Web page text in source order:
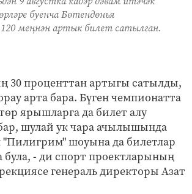
буенча Бөтендөнья
меңнән артык билет сатылган.
30 проценттан артыгы сатылды,
арта бара. Бүген чемпионатта
ярышларга да билет алу
шулай ук чара ачылышында
"Пилигрим" шоуына да билетлар
була, - ди спорт проектларының
генераль директоры Азат